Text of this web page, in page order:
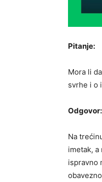
Pitanje:
Mora li
svrhe i o
Odgovor:
Na
imetak,
ispravno